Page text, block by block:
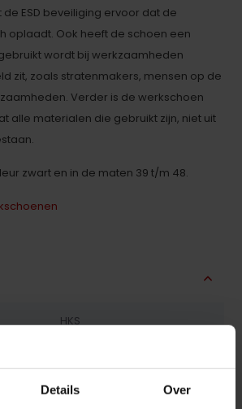
Details Over
ESD beveiliging ervoor dat de
oplaadt. Ook heeft de schoen een
wordt bij werkzaamheden
zit, zoals stratenmakers, mensen op de
Verder is de werkschoen
alle materialen die gebruikt zijn, niet uit
zwart en in de maten 39 t/m 48.
HKS
Heren